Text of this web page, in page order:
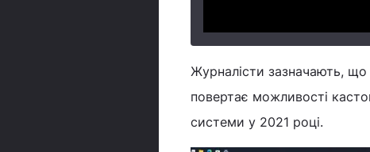
Журналісти зазначають, що
повертає можливості
системи у 2021 році.